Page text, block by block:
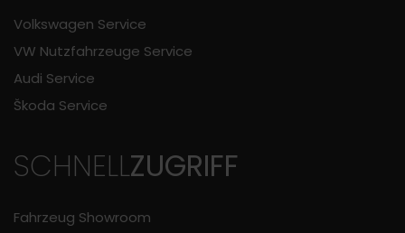
Volkswagen Service
VW Nutzfahrzeuge Service
Audi Service
Škoda Service
SCHNELLZUGRIFF
Fahrzeug Showroom